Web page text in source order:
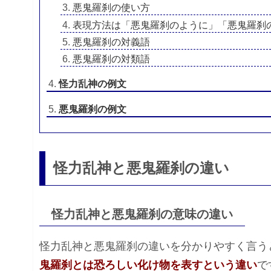
悪鬼羅刹の使い方
表現方法は「悪鬼羅刹のように」「悪鬼羅刹
悪鬼羅刹の対義語
悪鬼羅刹の対類語
怪力乱神の例文
悪鬼羅刹の例文
怪力乱神と悪鬼羅刹の違い
怪力乱神と悪鬼羅刹の意味の違い
怪力乱神と悪鬼羅刹の違いを分かりやすく言う
鬼羅刹とは恐ろしい化け物を表すという違いで